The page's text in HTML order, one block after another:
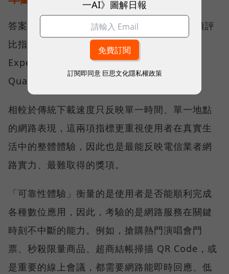
答案，就藏在 Opensignal 最具代表性的兩項評
比指標──可靠性體驗（Reliability
Experience）與品質一致性（Consistent
Quality）。
相較於傳統下載速度只反映單一時間、單一地點
的網路表現，這兩項指標更重視使用者在真實生
活中的整體體驗，因此也是最能反映電信業者網
路實力、最難取得的獎項。
「可靠性體驗」衡量的是使用者是否能順利完成
各種數位應用，因此，考驗的是網路服務在關鍵
時刻不中斷的能力。例如，搶購熱門演唱會門
票、秒殺限量商品、超商結帳掃描 QR Code，或
是重要的線上會議，都需要網路能即時回應、低
一AI》圖解日報
訂閱即同意 巨思文化隱私權政策